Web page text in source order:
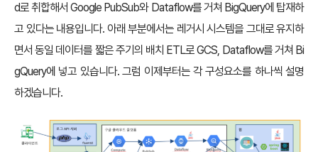
d로 취합해서 Google PubSub와 Dataflow를 거쳐 BigQuery에 탑재하
고 있다는 내용입니다. 아래 부분에서는 레거시 시스템을 그대로 유지하
면서 동일 데이터를 짧은 주기의 배치 ETL로 GCS, Dataflow를 거쳐 Bi
gQuery에 넣고 있습니다. 그럼 이제부터는 각 구성요소를 하나씩 설명
하겠습니다.